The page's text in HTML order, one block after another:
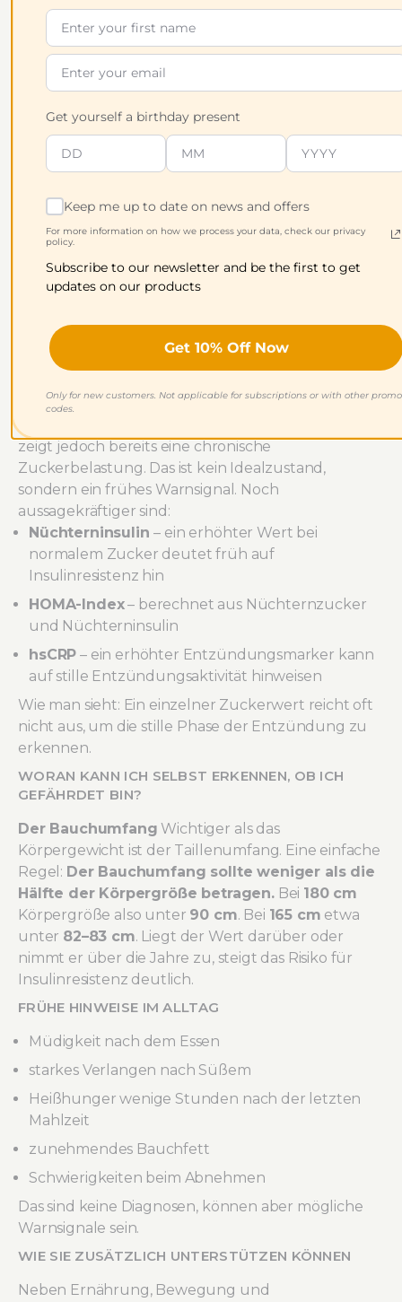
Diabetiker hat zwingend eine Fettleber. Beide
entstehen jedoch häufig auf demselben
entzündlich-metabolischen Boden. Besteht bereits
eine Fettleber, kann sich die Insulinresistenz weiter
kann sich zusätzlich eine Entzündung im
Lebergewebe entwickeln. Im Verlauf sind möglich:
Vernarbung
Leberzirrhose
in seltenen Fällen ein Leberkarzinom
beschleunigen. Die Fettleber ist deshalb ein
Warnsignal.
WAS ZEIGEN DIE LABORWERTE?
Nüchternzucker unter 100 mg/dl
entscheidend ist der Verlauf. EinHbA1c von 5,8
oder 5,9 %
zeigt jedoch bereits eine chronische
Zuckerbelastung. Das ist kein Idealzustand,
sondern ein frühes Warnsignal. Noch
aussagekräftiger sind:
Nüchterninsulin– ein erhöhter Wert bei
normalem Zucker deutet früh auf
Insulinresistenz hin
HOMA-Index– berechnet aus Nüchternzucker
und Nüchterninsulin
hsCRP – ein erhöhter Entzündungsmarker kann
auf stille Entzündungsaktivität hinweisen
Wie man sieht: Ein einzelner Zuckerwert reicht oft
nicht aus, um die stille Phase der Entzündung zu
erkennen.
WORAN KANN ICH SELBST ERKENNEN, OB ICH
GEFÄHRDET BIN?
Der Bauchumfang Wichtiger als das
Körpergewicht ist der Taillenumfang. Eine einfache
Regel: Der Bauchumfang sollte weniger als die
Hälfte der Körpergröße betragen.Bei 180 cm
Körpergröße also unter 90 cm. Bei 165 cm etwa
unter 82–83 cm. Liegt der Wert darüber oder
nimmt er über die Jahre zu, steigt das Risiko für
Insulinresistenz deutlich.
FRÜHE HINWEISE IM ALLTAG
Müdigkeit nach dem Essen
starkes Verlangen nach Süßem
Heißhunger wenige Stunden nach der letzten
Mahlzeit
zunehmendes Bauchfett
Schwierigkeiten beim Abnehmen
Das sind keine Diagnosen, können aber mögliche
Warnsignale sein.
WIE SIE ZUSÄTZLICH UNTERSTÜTZEN KÖNNEN
Neben Ernährung, Bewegung und
Get yourself a birthday present
Keep me up to date on news and offers
For more information on how we process your data, check our privacy
policy.
Subscribe to our newsletter and be the first to get
updates on our products
Get 10% Off Now
Only for new customers. Not applicable for subscriptions or with other promo
codes.